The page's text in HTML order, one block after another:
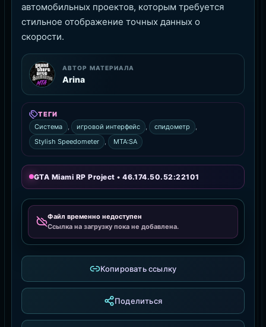
автомобильных проектов, которым требуется
стильное отображение точных данных о
скорости.
АВТОР МАТЕРИАЛА
Arina
ТЕГИ
Система
игровой интерфейс спидометр
Stylish Speedometer
MTA:SA
GTA Miami RP Project • 46.174.50.52:22101
Файл временно недоступен
Ссылка на загрузку пока не добавлена.
Копировать ссылку
Поделиться